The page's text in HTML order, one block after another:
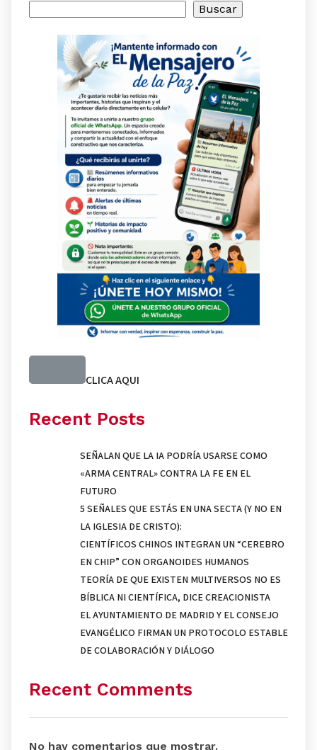
Buscar
CLICA AQUI
Recent Posts
SEÑALAN QUE LA IA PODRÍA USARSE COMO
«ARMA CENTRAL» CONTRA LA FE EN EL
FUTURO
5 SEÑALES QUE ESTÁS EN UNA SECTA (Y NO EN
LA IGLESIA DE CRISTO):
CIENTÍFICOS CHINOS INTEGRAN UN “CEREBRO
EN CHIP” CON ORGANOIDES HUMANOS
TEORÍA DE QUE EXISTEN MULTIVERSOS NO ES
BÍBLICA NI CIENTÍFICA, DICE CREACIONISTA
EL AYUNTAMIENTO DE MADRID Y EL CONSEJO
EVANGÉLICO FIRMAN UN PROTOCOLO ESTABLE
DE COLABORACIÓN Y DIÁLOGO
Recent Comments
No hay comentarios que mostrar.